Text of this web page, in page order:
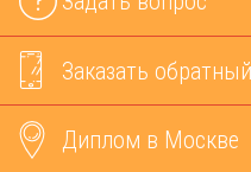
Заказать
Диплом в Москве